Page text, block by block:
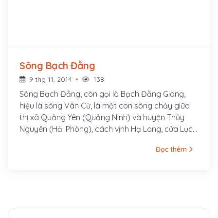
Sông Bạch Đằng
9 thg 11, 2014 138
Sông Bạch Đằng, còn gọi là Bạch Đằng Giang,
hiệu là sông Vân Cừ, là một con sông chảy giữa
thị xã Quảng Yên (Quảng Ninh) và huyện Thủy
Nguyên (Hải Phòng), cách vịnh Hạ Long, cửa Lục
Bình, có vị trí quan trọng và mang dấu ấn sâu
quân xâm lược Nam Hán, trận thủy chiến sông
Đọc thêm